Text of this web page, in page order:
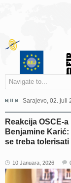
Navigate to...
Grada Sarajeva
Sarajevo, 02. juli
Reakcija OSCE-
Benjamine
se treba tolerisati
10 Januara, 2026